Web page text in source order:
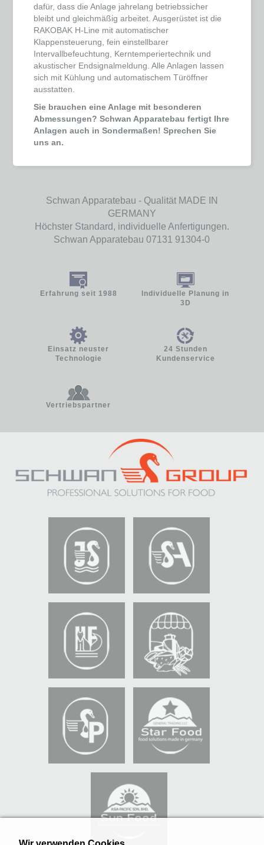
dafür, dass die Anlage jahrelang betriebssicher
bleibt und gleichmäßig arbeitet. Ausgerüstet ist die
RAKOBAK H-Line mit automatischer
Klappensteuerung, fein einstellbarer
Intervallbefeuchtung, Kerntemperiertechnik und
akustischer Endsignalmeldung. Alle Anlagen lassen
sich mit Kühlung und automatischem Türöffner
ausstatten.
Sie brauchen eine Anlage mit besonderen
Abmessungen? Schwan Apparatebau fertigt Ihre
Anlagen auch in Sondermaßen! Sprechen Sie
uns an.
Schwan Apparatebau - Qualität MADE IN
GERMANY
Höchster Standard, individuelle Anfertigungen.
Schwan Apparatebau 07131 91304-0
Erfahrung seit 1988
Individuelle Planung in
3D
Einsatz neuster
Technologie
24 Stunden
Kundenservice
Vertriebspartner